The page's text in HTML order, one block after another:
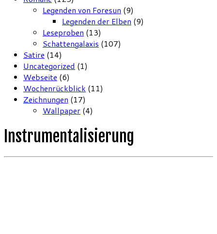
Legenden von Foresun (9)
Legenden der Elben (9)
Leseproben (13)
Schattengalaxis (107)
Satire (14)
Uncategorized (1)
Webseite (6)
Wochenrückblick (11)
Zeichnungen (17)
Wallpaper (4)
Instrumentalisierung